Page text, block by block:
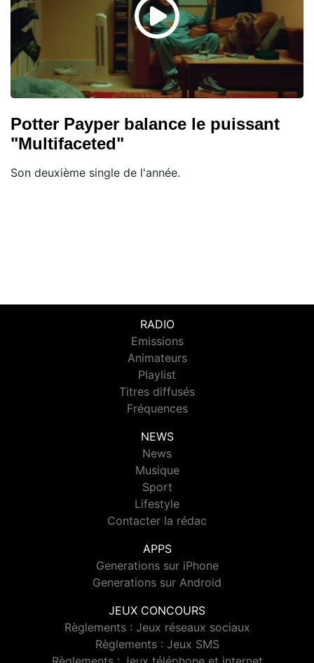
Potter Payper balance le puissant
"Multifaceted"
Son deuxième single de l'année.
RADIO
Emissions
Animateurs
Playlist
Titres diffusés
Fréquences
NEWS
News
Musique
Sport
Lifestyle
Contacter la rédac
APPS
Generations sur iPhone
Generations sur Android
JEUX CONCOURS
Règlements : Jeux réseaux sociaux
Règlements : Jeux SMS